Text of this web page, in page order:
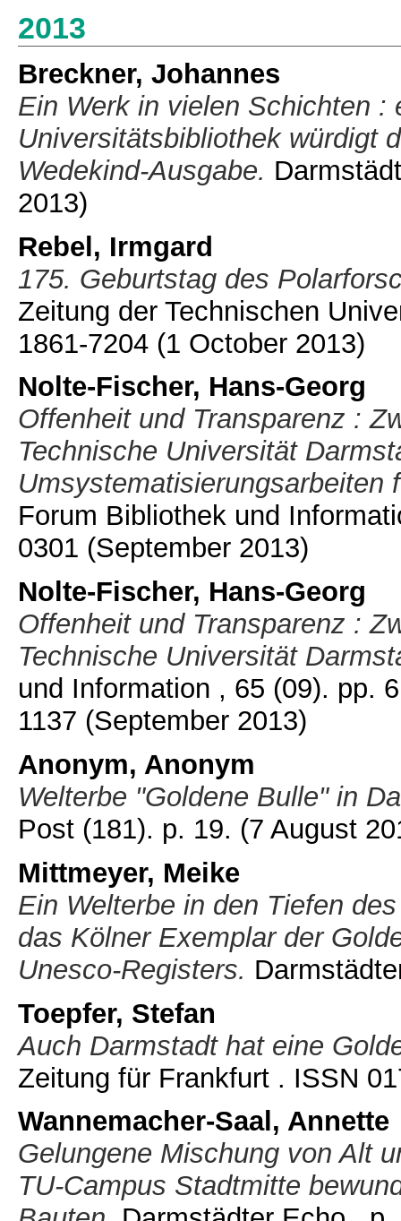
2013
Breckner, Johannes
Ein Werk in vielen Schichten :
Universitätsbibliothek würdigt
Wedekind-Ausgabe.
2013)
Rebel, Irmgard
175. Geburtstag des
Zeitung der Technischen
1861-7204 (1 October 2013)
Nolte-Fischer, Hans-Georg
Offenheit und Transparenz :
Technische Universität
Umsystematisierungsarbeiten
Forum Bibliothek und
0301 (September 2013)
Nolte-Fischer, Hans-Georg
Offenheit und Transparenz :
Technische Universität
und Information , 65 (09). pp.
1137 (September 2013)
Anonym, Anonym
Welterbe "Goldene Bulle" in
Post (181). p. 19. (7 August
Mittmeyer, Meike
Ein Welterbe in den Tiefen
das Kölner Exemplar der
Unesco-Registers.
Toepfer, Stefan
Auch Darmstadt hat eine
Zeitung für Frankfurt . ISSN
Wannemacher-Saal, Annette
Gelungene Mischung von Alt
TU-Campus Stadtmitte